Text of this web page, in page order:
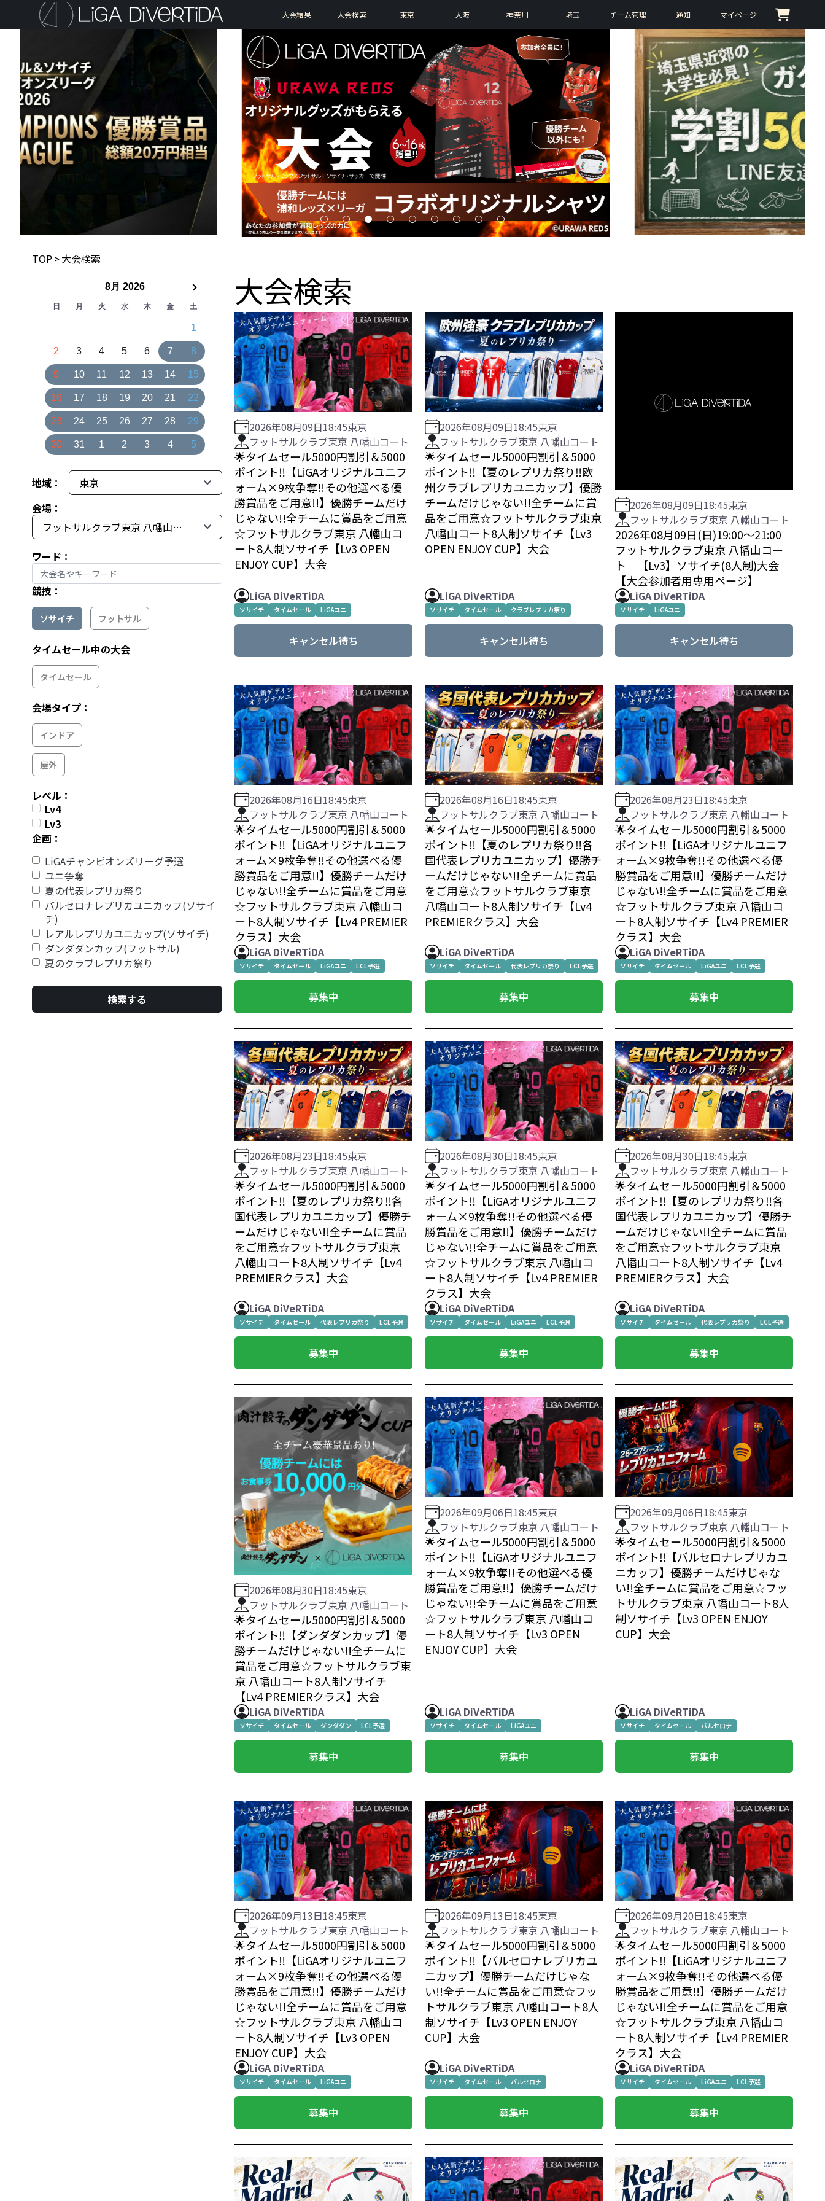
大会結果 大会検索 東京 大阪 神奈川 埼玉 チーム管理 通知 マイページ
TOP>大会検索
8月 2026
日 月 火 水 木 金 土
1
2 3 4 5 6 7 8
9 10 11 12 13 14 15
16 17 18 19 20 21 22
23 24 25 26 27 28 29
30 31 1 2 3 4 5
地域：
会場：
ワード：
競技：
ソサイチ フットサル
タイムセール中の大会
タイムセール
会場タイプ：
インドア
屋外
レベル：
Lv4
Lv3
企画：
LiGAチャンピオンズリーグ予選
ユニ争奪
夏の代表レプリカ祭り
バルセロナレプリカユニカップ(ソサイ
チ)
レアルレプリカユニカップ(ソサイチ)
ダンダダンカップ(フットサル)
夏のクラブレプリカ祭り
検索する
大会検索
2026年08月09日18:45東京
フットサルクラブ東京 八幡山コート
🌟タイムセール5000円割引＆5000
ポイント‼️【LiGAオリジナルユニフ
ォーム×9枚争奪!!その他選べる優
勝賞品をご用意!!】優勝チームだけ
じゃない!!全チームに賞品をご用意
☆フットサルクラブ東京 八幡山コ
ート8人制ソサイチ【Lv3 OPEN
ENJOY CUP】大会
LiGA DiVeRTiDA
ソサイチ タイムセール LiGAユニ
キャンセル待ち
2026年08月09日18:45東京
フットサルクラブ東京 八幡山コート
🌟タイムセール5000円割引＆5000
ポイント‼️【夏のレプリカ祭り‼️欧
州クラブレプリカユニカップ】優勝
チームだけじゃない!!全チームに賞
品をご用意☆フットサルクラブ東京
八幡山コート8人制ソサイチ【Lv3
OPEN ENJOY CUP】大会
LiGA DiVeRTiDA
ソサイチ タイムセール クラブレプリカ祭り
キャンセル待ち
2026年08月09日18:45東京
フットサルクラブ東京 八幡山コート
2026年08月09日(日)19:00〜21:00
フットサルクラブ東京 八幡山コー
ト 【Lv3】ソサイチ(8人制)大会
【大会参加者用専用ページ】
LiGA DiVeRTiDA
ソサイチ LiGAユニ
キャンセル待ち
2026年08月16日18:45東京
フットサルクラブ東京 八幡山コート
🌟タイムセール5000円割引＆5000
ポイント‼️【LiGAオリジナルユニフ
ォーム×9枚争奪!!その他選べる優
勝賞品をご用意!!】優勝チームだけ
じゃない!!全チームに賞品をご用意
☆フットサルクラブ東京 八幡山コ
ート8人制ソサイチ【Lv4 PREMIER
クラス】大会
LiGA DiVeRTiDA
ソサイチ タイムセール LiGAユニ LCL予選
募集中
2026年08月16日18:45東京
フットサルクラブ東京 八幡山コート
🌟タイムセール5000円割引＆5000
ポイント‼️【夏のレプリカ祭り‼️各
国代表レプリカユニカップ】優勝チ
ームだけじゃない!!全チームに賞品
をご用意☆フットサルクラブ東京
八幡山コート8人制ソサイチ【Lv4
PREMIERクラス】大会
LiGA DiVeRTiDA
ソサイチ タイムセール 代表レプリカ祭り LCL予選
募集中
2026年08月23日18:45東京
フットサルクラブ東京 八幡山コート
🌟タイムセール5000円割引＆5000
ポイント‼️【LiGAオリジナルユニフ
ォーム×9枚争奪!!その他選べる優
勝賞品をご用意!!】優勝チームだけ
じゃない!!全チームに賞品をご用意
☆フットサルクラブ東京 八幡山コ
ート8人制ソサイチ【Lv4 PREMIER
クラス】大会
LiGA DiVeRTiDA
ソサイチ タイムセール LiGAユニ LCL予選
募集中
2026年08月23日18:45東京
フットサルクラブ東京 八幡山コート
🌟タイムセール5000円割引＆5000
ポイント‼️【夏のレプリカ祭り‼️各
国代表レプリカユニカップ】優勝チ
ームだけじゃない!!全チームに賞品
をご用意☆フットサルクラブ東京
八幡山コート8人制ソサイチ【Lv4
PREMIERクラス】大会
LiGA DiVeRTiDA
ソサイチ タイムセール 代表レプリカ祭り LCL予選
募集中
2026年08月30日18:45東京
フットサルクラブ東京 八幡山コート
🌟タイムセール5000円割引＆5000
ポイント‼️【LiGAオリジナルユニフ
ォーム×9枚争奪!!その他選べる優
勝賞品をご用意!!】優勝チームだけ
じゃない!!全チームに賞品をご用意
☆フットサルクラブ東京 八幡山コ
ート8人制ソサイチ【Lv4 PREMIER
クラス】大会
LiGA DiVeRTiDA
ソサイチ タイムセール LiGAユニ LCL予選
募集中
2026年08月30日18:45東京
フットサルクラブ東京 八幡山コート
🌟タイムセール5000円割引＆5000
ポイント‼️【夏のレプリカ祭り‼️各
国代表レプリカユニカップ】優勝チ
ームだけじゃない!!全チームに賞品
をご用意☆フットサルクラブ東京
八幡山コート8人制ソサイチ【Lv4
PREMIERクラス】大会
LiGA DiVeRTiDA
ソサイチ タイムセール 代表レプリカ祭り LCL予選
募集中
2026年08月30日18:45東京
フットサルクラブ東京 八幡山コート
🌟タイムセール5000円割引＆5000
ポイント‼️【ダンダダンカップ】優
勝チームだけじゃない!!全チームに
賞品をご用意☆フットサルクラブ東
京 八幡山コート8人制ソサイチ
【Lv4 PREMIERクラス】大会
LiGA DiVeRTiDA
ソサイチ タイムセール ダンダダン LCL予選
募集中
2026年09月06日18:45東京
フットサルクラブ東京 八幡山コート
🌟タイムセール5000円割引＆5000
ポイント‼️【LiGAオリジナルユニフ
ォーム×9枚争奪!!その他選べる優
勝賞品をご用意!!】優勝チームだけ
じゃない!!全チームに賞品をご用意
☆フットサルクラブ東京 八幡山コ
ート8人制ソサイチ【Lv3 OPEN
ENJOY CUP】大会
LiGA DiVeRTiDA
ソサイチ タイムセール LiGAユニ
募集中
2026年09月06日18:45東京
フットサルクラブ東京 八幡山コート
🌟タイムセール5000円割引＆5000
ポイント‼️【バルセロナレプリカユ
ニカップ】優勝チームだけじゃな
い!!全チームに賞品をご用意☆フッ
トサルクラブ東京 八幡山コート8人
制ソサイチ【Lv3 OPEN ENJOY
CUP】大会
LiGA DiVeRTiDA
ソサイチ タイムセール バルセロナ
募集中
2026年09月13日18:45東京
フットサルクラブ東京 八幡山コート
🌟タイムセール5000円割引＆5000
ポイント‼️【LiGAオリジナルユニフ
ォーム×9枚争奪!!その他選べる優
勝賞品をご用意!!】優勝チームだけ
じゃない!!全チームに賞品をご用意
☆フットサルクラブ東京 八幡山コ
ート8人制ソサイチ【Lv3 OPEN
ENJOY CUP】大会
LiGA DiVeRTiDA
ソサイチ タイムセール LiGAユニ
募集中
2026年09月13日18:45東京
フットサルクラブ東京 八幡山コート
🌟タイムセール5000円割引＆5000
ポイント‼️【バルセロナレプリカユ
ニカップ】優勝チームだけじゃな
い!!全チームに賞品をご用意☆フッ
トサルクラブ東京 八幡山コート8人
制ソサイチ【Lv3 OPEN ENJOY
CUP】大会
LiGA DiVeRTiDA
ソサイチ タイムセール バルセロナ
募集中
2026年09月20日18:45東京
フットサルクラブ東京 八幡山コート
🌟タイムセール5000円割引＆5000
ポイント‼️【LiGAオリジナルユニフ
ォーム×9枚争奪!!その他選べる優
勝賞品をご用意!!】優勝チームだけ
じゃない!!全チームに賞品をご用意
☆フットサルクラブ東京 八幡山コ
ート8人制ソサイチ【Lv4 PREMIER
クラス】大会
LiGA DiVeRTiDA
ソサイチ タイムセール LiGAユニ LCL予選
募集中